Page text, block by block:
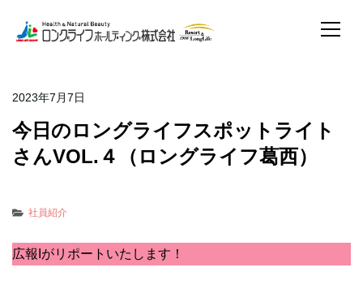
2023年7月7日
今日のロングライフスポットライト
さんVOL.４（ロングライフ葛西）
社員紹介
広報Iがリポートいたします！